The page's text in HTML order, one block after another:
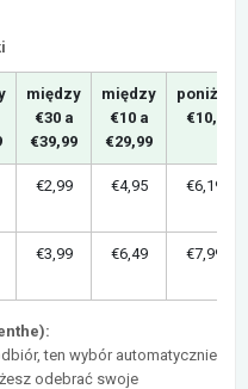
między
€30 a
€39,99
między
€10 a
€29,99
poniżej
€10,-
€2,99 €4,95 €6,19
€3,99 €6,49 €7,99
ten wybór automatycznie
odebrać swoje